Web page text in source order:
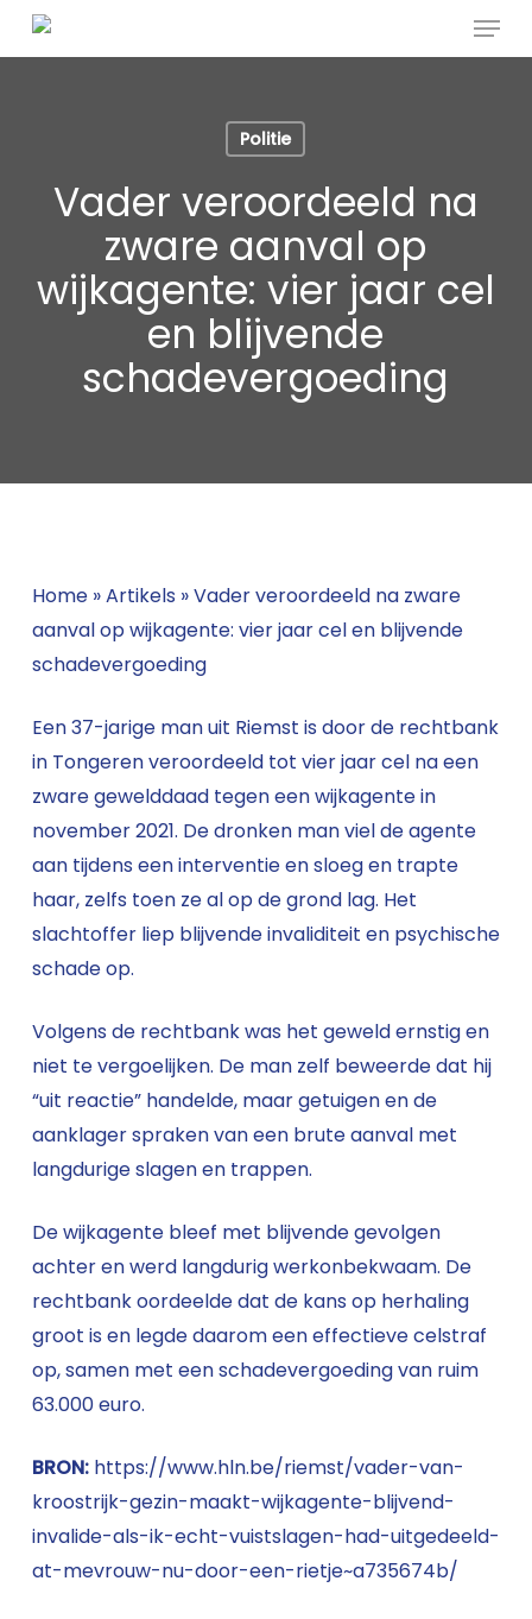
Skip
to
Menu
Politie
Vader veroordeeld na
zware aanval op
wijkagente: vier jaar cel
en blijvende
schadevergoeding
Home»Artikels »Vader veroordeeld na zware
aanval op wijkagente: vier jaar cel en blijvende
schadevergoeding
Een 37-jarige man uit Riemst is door de rechtbank
in Tongeren veroordeeld tot vier jaar cel na een
zware gewelddaad tegen een wijkagente in
november 2021. De dronken man viel de agente
aan tijdens een interventie en sloeg en trapte
haar, zelfs toen ze al op de grond lag. Het
slachtoffer liep blijvende invaliditeit en psychische
schade op.
Volgens de rechtbank was het geweld ernstig en
niet te vergoelijken. De man zelf beweerde dat hij
“uit reactie” handelde, maar getuigen en de
aanklager spraken van een brute aanval met
langdurige slagen en trappen.
De wijkagente bleef met blijvende gevolgen
achter en werd langdurig werkonbekwaam. De
rechtbank oordeelde dat de kans op herhaling
groot is en legde daarom een effectieve celstraf
op, samen met een schadevergoeding van ruim
63.000 euro.
BRON: https://www.hln.be/riemst/vader-van-
kroostrijk-gezin-maakt-wijkagente-blijvend-
invalide-als-ik-echt-vuistslagen-had-uitgedeeld-
at-mevrouw-nu-door-een-rietje~a735674b/